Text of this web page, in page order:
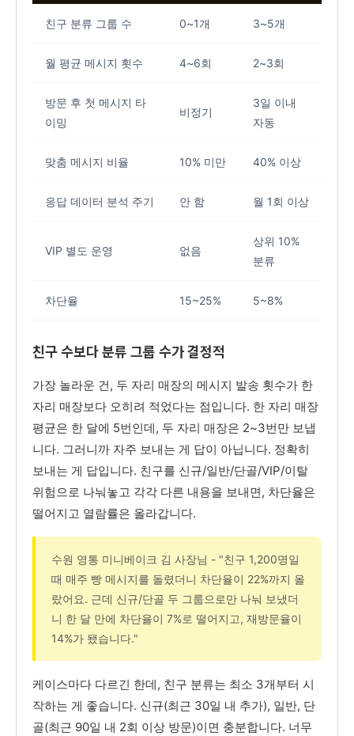
친구 분류 그룹 수 0~1개 3~5개
월 평균 메시지 횟수 4~6회 2~3회
방문 후 첫 메시지 타
이밍
비정기
3일 이내
자동
맞춤 메시지 비율 10% 미만 40% 이상
응답 데이터 분석 주기 안 함 월 1회 이상
VIP 별도 운영 없음
상위 10%
분류
차단율 15~25% 5~8%
친구 수보다 분류 그룹 수가 결정적
가장 놀라운 건, 두 자리 매장의 메시지 발송 횟수가 한
자리 매장보다 오히려 적었다는 점입니다. 한 자리 매장
평균은 한 달에 5번인데, 두 자리 매장은 2~3번만 보냅
니다. 그러니까 자주 보내는 게 답이 아닙니다. 정확히
보내는 게 답입니다. 친구를 신규/일반/단골/VIP/이탈
위험으로 나눠놓고 각각 다른 내용을 보내면, 차단율은
떨어지고 열람률은 올라갑니다.
수원 영통 미니베이크 김 사장님 - "친구 1,200명일
때 매주 빵 메시지를 돌렸더니 차단율이 22%까지 올
랐어요. 근데 신규/단골 두 그룹으로만 나눠 보냈더
니 한 달 만에 차단율이 7%로 떨어지고, 재방문율이
14%가 됐습니다."
케이스마다 다르긴 한데, 친구 분류는 최소 3개부터 시
작하는 게 좋습니다. 신규(최근 30일 내 추가), 일반, 단
골(최근 90일 내 2회 이상 방문)이면 충분합니다. 너무